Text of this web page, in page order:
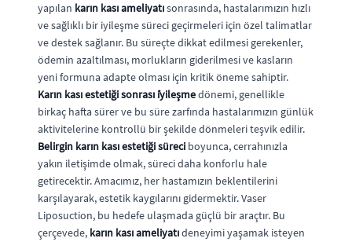
yapılan karın kası ameliyatısonrasında, hastalarımızın hızlı
ve sağlıklı bir iyileşme süreci geçirmeleri için özel talimatlar
ve destek sağlanır. Bu süreçte dikkat edilmesi gerekenler,
ödemin azaltılması, morlukların giderilmesi ve kasların
yeni formuna adapte olması için kritik öneme sahiptir.
Karın kası estetiği sonrası i̇yileşmedönemi, genellikle
birkaç hafta sürer ve bu süre zarfında hastalarımızın günlük
aktivitelerine kontrollü bir şekilde dönmeleri teşvik edilir.
Belirgin karın kası estetiği süreci boyunca, cerrahınızla
yakın iletişimde olmak, süreci daha konforlu hale
getirecektir. Amacımız, her hastamızın beklentilerini
karşılayarak, estetik kaygılarını gidermektir. Vaser
Liposuction, bu hedefe ulaşmada güçlü bir araçtır. Bu
çerçevede, karın kası ameliyatıdeneyimi yaşamak isteyen